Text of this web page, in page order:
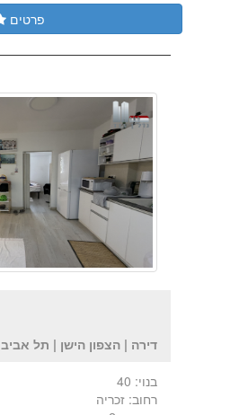
פרטים
דירה | הצפון הישן | תל אביב
בנוי: 40
רחוב: זכריה